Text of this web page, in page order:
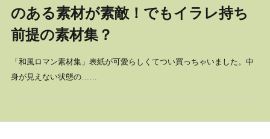
のある素材が素敵！でもイラレ持ち
前提の素材集？
「和風ロマン素材集」表紙が可愛らしくてつい買っちゃいました。中
身が見えない状態の……